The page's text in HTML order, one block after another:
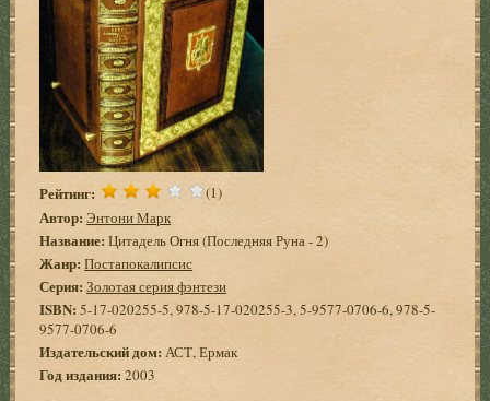
Рейтинг: (1)
Автор: Энтони Марк
Название: Цитадель Огня (Последняя Руна - 2)
Жанр: Постапокалипсис
Серия: Золотая серия фэнтези
ISBN: 5-17-020255-5, 978-5-17-020255-3, 5-9577-0706-6, 978-5-
9577-0706-6
Издательский дом: АСТ, Ермак
Год издания: 2003